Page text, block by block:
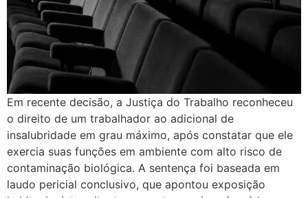
Em recente decisão, a Justiça do Trabalho reconheceu
o direito de um trabalhador ao adicional de
insalubridade em grau máximo, após constatar que ele
exercia suas funções em ambiente com alto risco de
contaminação biológica. A sentença foi baseada em
laudo pericial conclusivo, que apontou exposição